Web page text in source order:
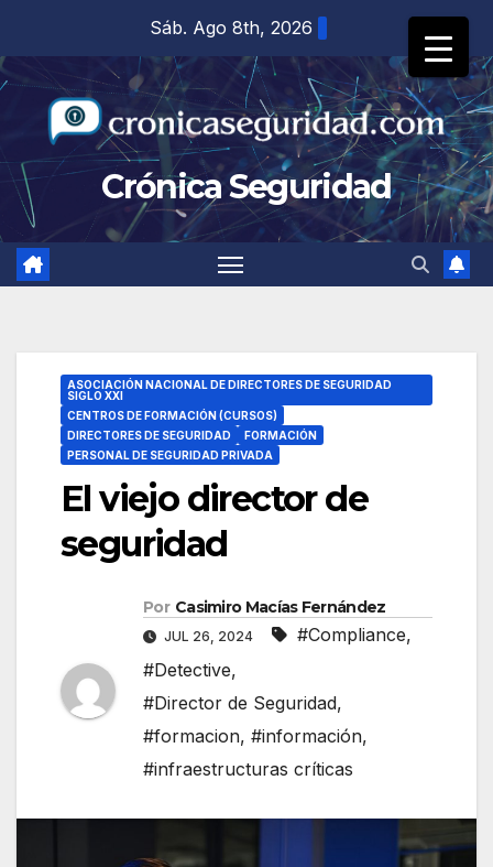
Sáb. Ago 8th, 2026
Crónica Seguridad
ASOCIACIÓN NACIONAL DE DIRECTORES DE SEGURIDAD
SIGLO XXI
CENTROS DE FORMACIÓN (CURSOS)
DIRECTORES DE SEGURIDAD
FORMACIÓN
PERSONAL DE SEGURIDAD PRIVADA
El viejo director de
seguridad
Por Casimiro Macías Fernández
JUL 26, 2024 #Compliance,
#Detective,
#Director de Seguridad,
#formacion, #información,
#infraestructuras críticas